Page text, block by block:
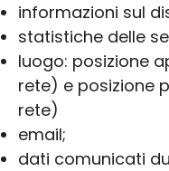
Manutenzione &
Chi siamo
Contatti
Progetti
informazioni sul
statistiche delle
luogo: posizione
rete) e posizione
rete)
email;
dati comunicati